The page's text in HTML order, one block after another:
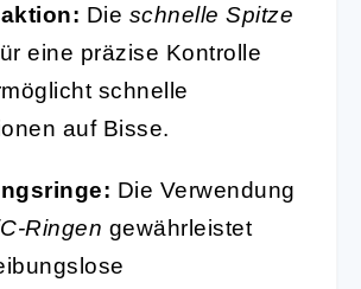
Die schnelle Spitze
eine präzise Kontrolle
schnelle
auf Bisse.
Die Verwendung
Ringen gewährleistet